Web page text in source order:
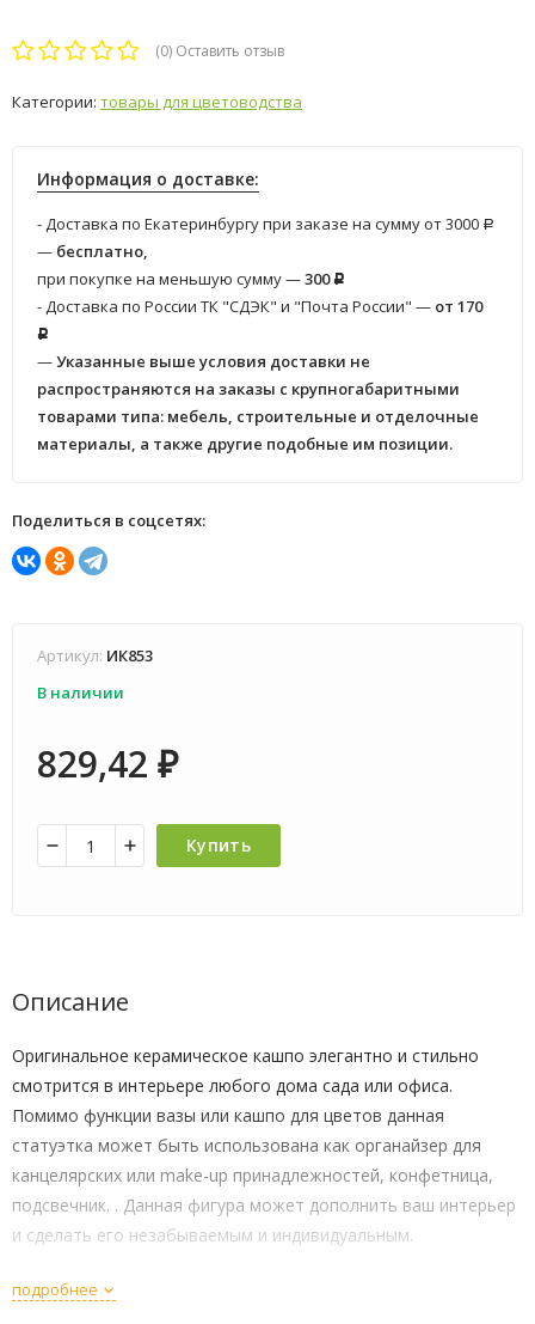
(0) Оставить отзыв
Категории: товары для цветоводства
Информация о доставке:
- Доставка по Екатеринбургу при заказе на сумму от 3000 Р
— бесплатно,
при покупке на меньшую сумму —300 Р
- Доставка по России ТК "СДЭК" и "Почта России" — от 170
Р
—Указанные выше условия доставки не
распространяются на заказы с крупногабаритными
товарами типа: мебель, строительные и отделочные
материалы, а также другие подобные им позиции.
Поделиться в соцсетях:
Артикул: ИК853
В наличии
829,42 ₽
Купить
Описание
Оригинальное керамическое кашпо элегантно и стильно
смотрится в интерьере любого дома сада или офиса.
Помимо функции вазы или кашпо для цветов данная
статуэтка может быть использована как органайзер для
канцелярских или make-up принадлежностей, конфетница,
подсвечник. . Данная фигура может дополнить ваш интерьер
и сделать его незабываемым и индивидуальным.
подробнее